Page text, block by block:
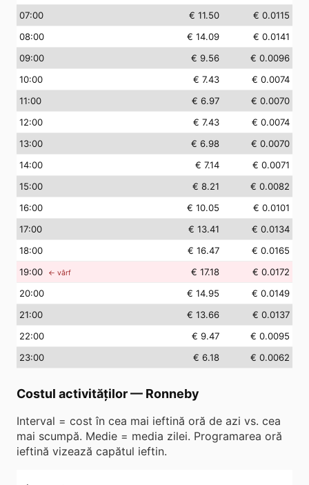
07:00 € 11.50
€ 0.0115
08:00 € 14.09
€ 0.0141
09:00 € 9.56
€ 0.0096
10:00 € 7.43
€ 0.0074
11:00 € 6.97
€ 0.0070
12:00 € 7.43
€ 0.0074
13:00 € 6.98
€ 0.0070
14:00 € 7.14
€ 0.0071
15:00 € 8.21
€ 0.0082
16:00 € 10.05
€ 0.0101
17:00 € 13.41
€ 0.0134
18:00 € 16.47
€ 0.0165
19:00 ← vârf € 17.18
€ 0.0172
20:00 € 14.95
€ 0.0149
21:00 € 13.66
€ 0.0137
22:00 € 9.47
€ 0.0095
23:00 € 6.18 € 0.0062
Costul activităților— Ronneby
Interval = cost în cea mai ieftină oră de azi vs. cea
mai scumpă. Medie = media zilei. Programarea oră
ieftină vizează capătul ieftin.